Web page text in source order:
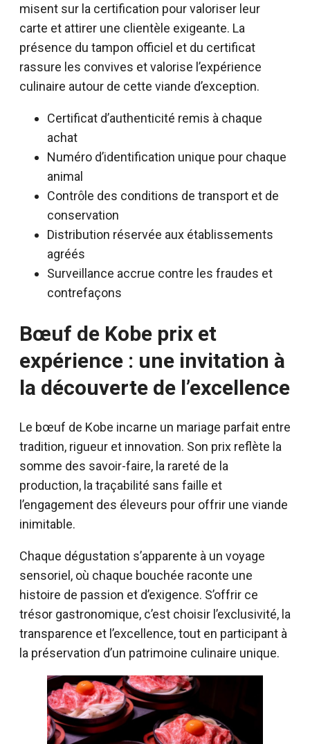
misent sur la certification pour valoriser leur
carte et attirer une clientèle exigeante. La
présence du tampon officiel et du certificat
rassure les convives et valorise l’expérience
culinaire autour de cette viande d’exception.
Certificat d’authenticité remis à chaque
achat
Numéro d’identification unique pour chaque
animal
Contrôle des conditions de transport et de
conservation
Distribution réservée aux établissements
agréés
Surveillance accrue contre les fraudes et
contrefaçons
Bœuf de Kobe prix et
expérience : une invitation à
la découverte de l’excellence
Le bœuf de Kobe incarne un mariage parfait entre
tradition, rigueur et innovation. Son prix reflète la
somme des savoir-faire, la rareté de la
production, la traçabilité sans faille et
l’engagement des éleveurs pour offrir une viande
inimitable.
Chaque dégustation s’apparente à un voyage
sensoriel, où chaque bouchée raconte une
histoire de passion et d’exigence. S’offrir ce
trésor gastronomique, c’est choisir l’exclusivité, la
transparence et l’excellence, tout en participant à
la préservation d’un patrimoine culinaire unique.